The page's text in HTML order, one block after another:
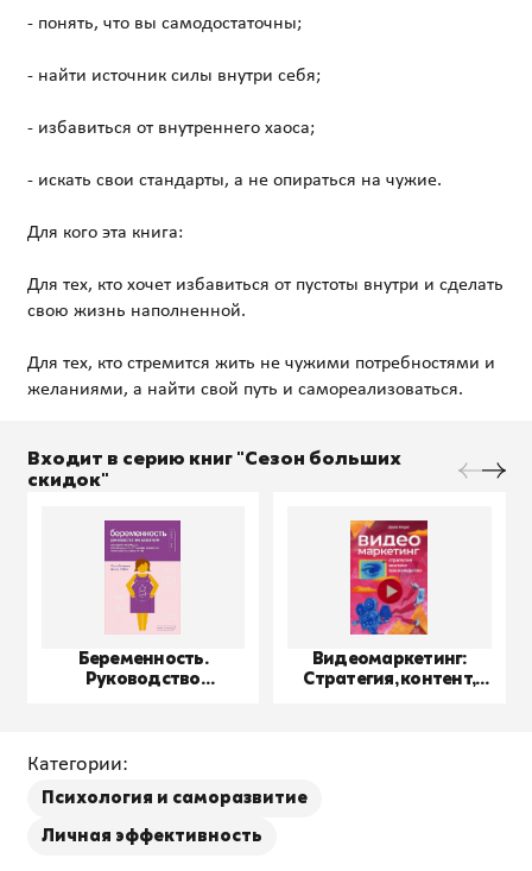
- понять, что вы самодостаточны;
- найти источник силы внутри себя;
- избавиться от внутреннего хаоса;
- искать свои стандарты, а не опираться на чужие.
Для кого эта книга:
Для тех, кто хочет избавиться от пустоты внутри и сделать
свою жизнь наполненной.
Для тех, кто стремится жить не чужими потребностями и
Входит в серию книг "Сезон больших
скидок"
Беременность.
Руководство
Видеомаркетинг:
Стратегия, контент,
Категории:
Психология и саморазвитие
Личная эффективность